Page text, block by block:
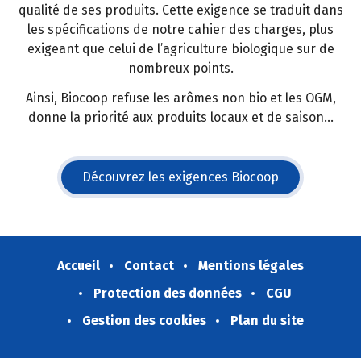
qualité de ses produits. Cette exigence se traduit dans
les spécifications de notre cahier des charges, plus
exigeant que celui de l’agriculture biologique sur de
nombreux points.
Ainsi, Biocoop refuse les arômes non bio et les OGM,
donne la priorité aux produits locaux et de saison...
Découvrez les exigences Biocoop
(s'ouvre dans une nouvelle
Accueil Contact
Mentions légales
Protection des données
CGU
Gestion des cookies
Plan du site